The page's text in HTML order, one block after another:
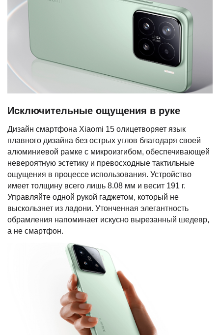
Исключительные ощущения в руке
Дизайн смартфона Xiaomi 15 олицетворяет язык
плавного дизайна без острых углов благодаря своей
алюминиевой рамке с микроизгибом, обеспечивающей
невероятную эстетику и превосходные тактильные
ощущения в процессе использования. Устройство
имеет толщину всего лишь 8.08 мм и весит 191 г.
Управляйте одной рукой гаджетом, который не
выскользнет из ладони. Утонченная элегантность
обрамления напоминает искусно вырезанный шедевр,
а не смартфон.